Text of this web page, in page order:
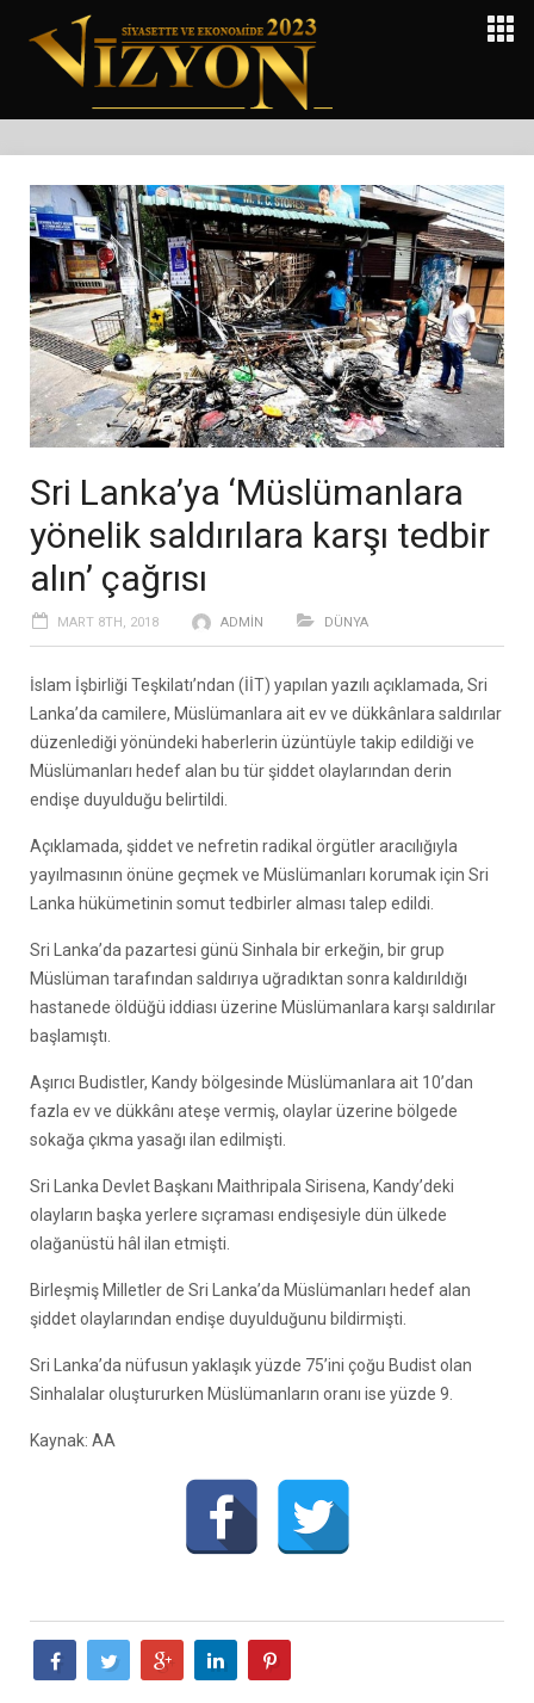
Sri Lanka’ya ‘Müslümanlara
yönelik saldırılara karşı tedbir
alın’ çağrısı
MART 8TH, 2018 ADMIN DÜNYA
İslam İşbirliği Teşkilatı’ndan (İİT) yapılan yazılı açıklamada, Sri
Lanka’da camilere, Müslümanlara ait ev ve dükkânlara saldırılar
düzenlediği yönündeki haberlerin üzüntüyle takip edildiği ve
Müslümanları hedef alan bu tür şiddet olaylarından derin
endişe duyulduğu belirtildi.
Açıklamada, şiddet ve nefretin radikal örgütler aracılığıyla
yayılmasının önüne geçmek ve Müslümanları korumak için Sri
Lanka hükümetinin somut tedbirler alması talep edildi.
Sri Lanka’da pazartesi günü Sinhala bir erkeğin, bir grup
Müslüman tarafından saldırıya uğradıktan sonra kaldırıldığı
hastanede öldüğü iddiası üzerine Müslümanlara karşı saldırılar
başlamıştı.
Aşırıcı Budistler, Kandy bölgesinde Müslümanlara ait 10’dan
fazla ev ve dükkânı ateşe vermiş, olaylar üzerine bölgede
sokağa çıkma yasağı ilan edilmişti.
Sri Lanka Devlet Başkanı Maithripala Sirisena, Kandy’deki
olayların başka yerlere sıçraması endişesiyle dün ülkede
olağanüstü hâl ilan etmişti.
Birleşmiş Milletler de Sri Lanka’da Müslümanları hedef alan
şiddet olaylarından endişe duyulduğunu bildirmişti.
Sri Lanka’da nüfusun yaklaşık yüzde 75’ini çoğu Budist olan
Sinhalalar oluştururken Müslümanların oranı ise yüzde 9.
Kaynak: AA